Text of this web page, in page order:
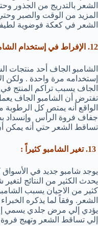
الشعر بالتدريج من الجذور
المزيد من الوقت والصبر وحتي
الشعر في كعكة فوضوية
12. الإفراط في إستخدام الشامبو الجاف :
الشامبو الجاف أحد منتجات
إستخدامه مرة واحدة . ولكن
الجاف يسبب تراكم المنتج
تفترض أن الشامبو الجاف
الواقع أنه يمتص كل
جفاف فروة الرأس وإنسداد
تساقط الشعر حتي أنه يمكن
يوجد شامبو جديد في الأسواق
يحدث الكثير من النتائج
كثير من الاحيان يسبب
الشعر. وفقاً لما يذكره
يؤدي إلي مرض جلدي يسمي
إلي تساقط الشعر وتهيج